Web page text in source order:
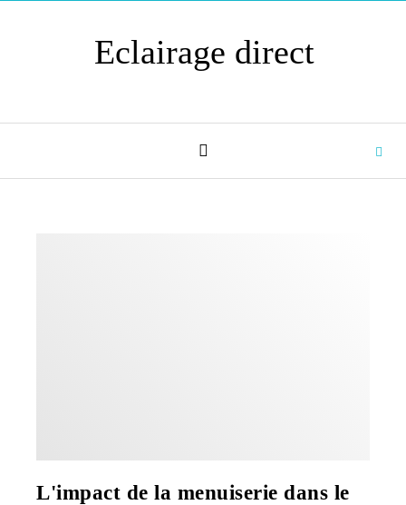
Eclairage direct
L'impact de la menuiserie dans le